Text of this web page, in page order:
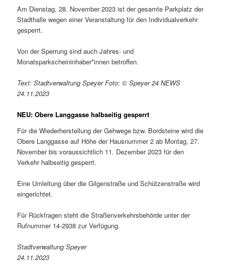
Am Dienstag, 28. November 2023 ist der gesamte Parkplatz der
Stadthalle wegen einer Veranstaltung für den Individualverkehr
gesperrt.
Von der Sperrung sind auch Jahres- und
Monatsparkscheininhaber*innen betroffen.
Text: Stadtverwaltung Speyer Foto: © Speyer 24 NEWS
24.11.2023
NEU:Obere Langgasse halbseitig gesperrt
Für die Wiederherstellung der Gehwege bzw. Bordsteine wird die
Obere Langgasse auf Höhe der Hausnummer 2 ab Montag, 27.
November bis voraussichtlich 11. Dezember 2023 für den
Verkehr halbseitig gesperrt.
Eine Umleitung über die Gilgenstraße und Schützenstraße wird
eingerichtet.
Für Rückfragen steht die Straßenverkehrsbehörde unter der
Rufnummer 14-2938 zur Verfügung.
Stadtverwaltung Speyer
24.11.2023